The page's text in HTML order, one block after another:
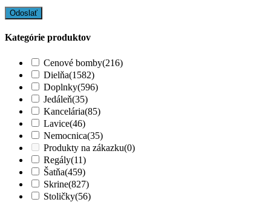
Kategórie produktov
Cenové bomby(216)
Dielňa(1582)
Doplnky(596)
Jedáleň(35)
Kancelária(85)
Lavice(46)
Nemocnica(35)
Produkty na zákazku(0)
Regály(11)
Šatňa(459)
Skrine(827)
Stoličky(56)